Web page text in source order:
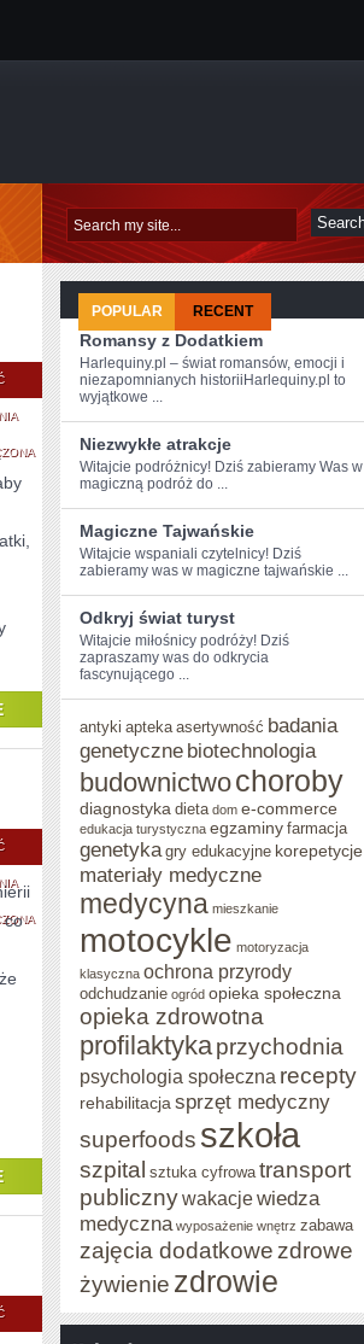
TRENDY
ŚLUBNE
I
SEZONOWE
NOWINKI
INSTALACJE
SANITARNE
co
POPULAR RECENT
Romansy z Dodatkiem
Harlequiny.pl – świat romansów, emocji i
niezapomnianych historiiHarlequiny.pl to
wyjątkowe ...
Niezwykłe atrakcje
Witajcie podróżnicy! Dziś zabieramy Was⁢ w
magiczną podróż do ...
Magiczne Tajwańskie
Witajcie ​wspaniali czytelnicy! Dziś
‍zabieramy was‍ w ​magiczne tajwańskie ...
Odkryj świat turyst
Witajcie miłośnicy podróży! Dziś⁢
zapraszamy ⁢was do ​odkrycia
fascynującego ...
antyki apteka asertywność badania
genetyczne biotechnologia
budownictwochoroby
diagnostyka dieta dom e-commerce
edukacja turystyczna egzaminy farmacja
genetyka gry edukacyjne korepetycje
materiały medyczne
medycyna mieszkanie
motocykle motoryzacja
klasyczna ochrona przyrody
odchudzanie ogród opieka społeczna
opieka zdrowotna
profilaktykaprzychodnia
psychologia społeczna recepty
rehabilitacja sprzęt medyczny
superfoods szkoła
szpital sztuka cyfrowa transport
publicznywakacjewiedza
medyczna wyposażenie wnętrz zabawa
zajęcia dodatkowe zdrowe
żywienie zdrowie